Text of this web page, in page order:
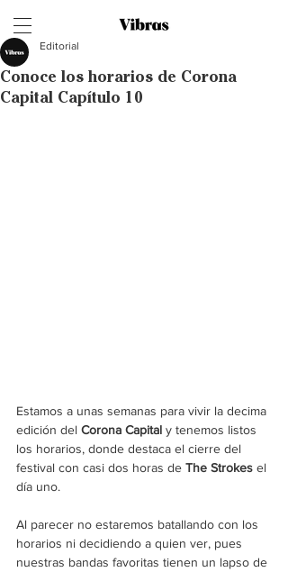
Conoce los horarios de Corona
Capital Capítulo 10
Editorial
Estamos a unas semanas para vivir la decima
edición del Corona Capital y tenemos listos
los horarios, donde destaca el cierre del
festival con casi dos horas de The Strokes el
día uno.
Al parecer no estaremos batallando con los
horarios ni decidiendo a quien ver, pues
nuestras bandas favoritas tienen un lapso de